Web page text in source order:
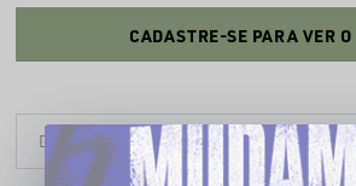
CADASTRE-SE PARA VER O